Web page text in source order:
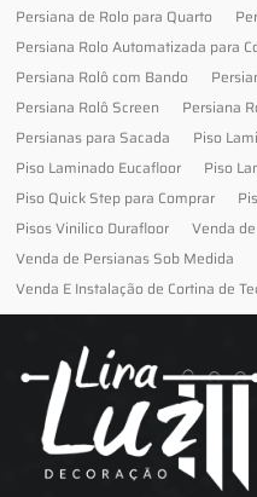
Persiana de Rolo para Quarto
Persiana Rolo Automatizada para
Persiana Rolô com Bando
Persiana Rolô Screen
Persiana
Persianas para Sacada
Piso
Piso Laminado Eucafloor
Piso
Piso Quick Step para Comprar
Pisos Vinilico Durafloor
Venda
Venda de Persianas Sob Medida
Venda E Instalação de Cortina de